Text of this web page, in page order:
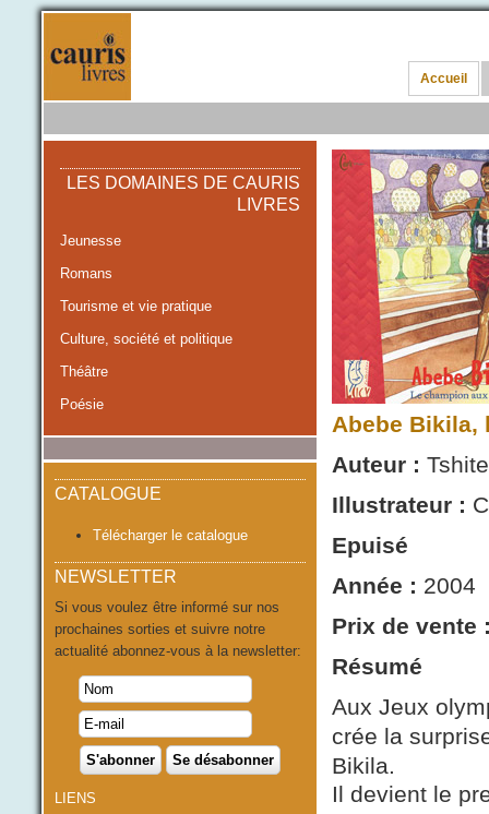
Accueil
LES DOMAINES DE CAURIS
LIVRES
Jeunesse
Romans
Tourisme et vie pratique
Culture, société et politique
Théâtre
Poésie
CATALOGUE
Télécharger le catalogue
NEWSLETTER
Si vous voulez être informé sur nos
prochaines sorties et suivre notre
actualité abonnez-vous à la newsletter:
LIENS
Abebe Bikila,
Auteur :
Illustrateur :
Epuisé
Année : 2004
Prix de vente
Résumé
Aux Jeux
crée la
Bikila.
Il devient le